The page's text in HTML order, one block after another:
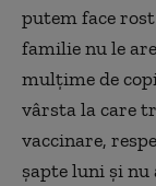
putem face
familie nu le
mulţime de
vârsta la care
vaccinare,
şapte luni şi